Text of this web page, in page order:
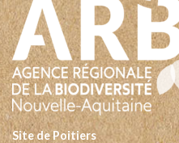
Site de Poitiers